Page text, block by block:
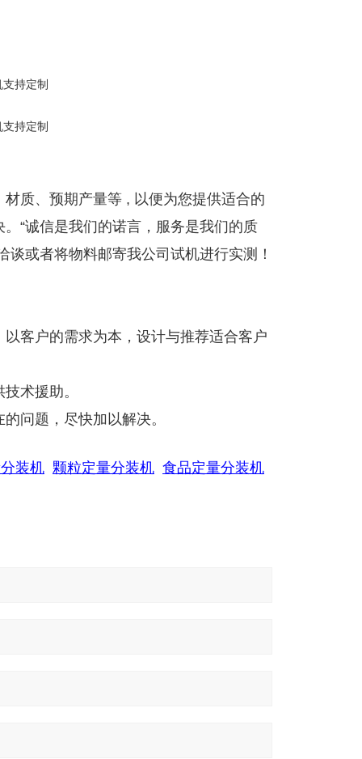
质、预期产量等 , 以便为您提供适合的
“诚信是我们的诺言，服务是我们的质
或者将物料邮寄我公司试机进行实测！
客户的需求为本，设计与推荐适合客户
术援助。
问题，尽快加以解决。
装机 颗粒定量分装机 食品定量分装机